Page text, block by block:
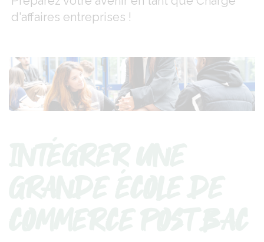
d'affaires entreprises !